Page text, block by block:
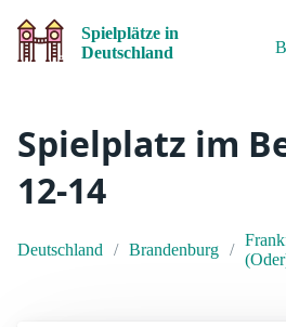
Spielplätze in
Deutschland
Spielplatz im
12-14
Deutschland Brandenburg